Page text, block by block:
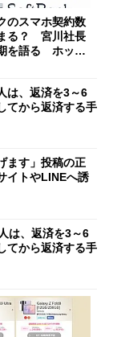
のスマホ契約数
る？ 宮川社長
を語る ホッピ
は、返済を3～6
てから返済する手
ます」投稿の正
イトやLINEへ誘
は、返済を3～6
てから返済する手